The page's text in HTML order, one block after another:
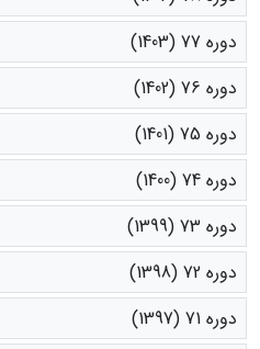
دوره 77 (1403)
دوره 76 (1402)
دوره 75 (1401)
دوره 74 (1400)
دوره 73 (1399)
دوره 72 (1398)
دوره 71 (1397)